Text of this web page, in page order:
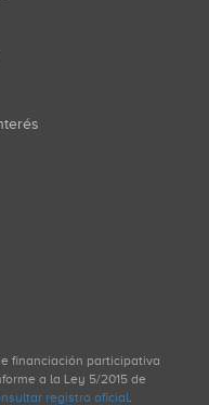
financiación participativa
a la Ley 5/2015 de
registro oficial.